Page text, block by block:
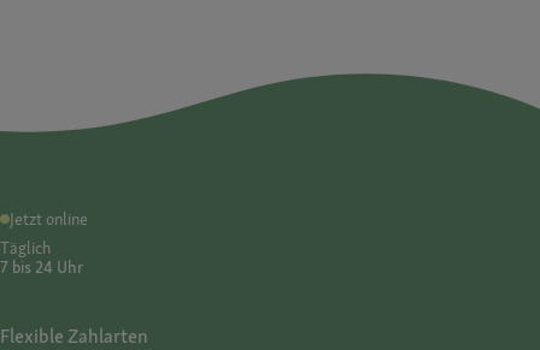
Jetzt online
Täglich
7 bis 24 Uhr
Flexible Zahlarten